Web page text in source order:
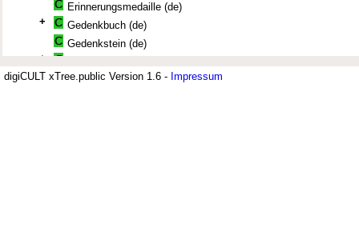
Erinnerungsmedaille (de)
+
Gedenkbuch (de)
Gedenkstein (de)
+
Grabplatte (de)
digiCULT xTree.public Version 1.6 - Impressum